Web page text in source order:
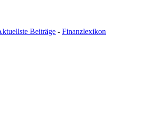
Beiträge - Finanzlexikon